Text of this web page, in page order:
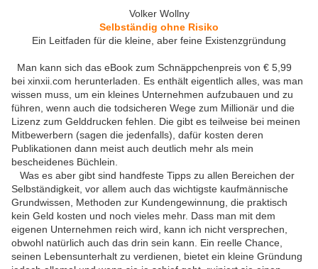
Volker Wollny
Selbständig ohne Risiko
Ein Leitfaden für die kleine, aber feine Existenzgründung
Man kann sich das eBook zum Schnäppchenpreis von € 5,99
bei xinxii.com herunterladen. Es enthält eigentlich alles, was man
wissen muss, um ein kleines Unternehmen aufzubauen und zu
führen, wenn auch die todsicheren Wege zum Millionär und die
Lizenz zum Gelddrucken fehlen. Die gibt es teilweise bei meinen
Mitbewerbern (sagen die jedenfalls), dafür kosten deren
Publikationen dann meist auch deutlich mehr als mein
bescheidenes Büchlein.
Was es aber gibt sind handfeste Tipps zu allen Bereichen der
Selbständigkeit, vor allem auch das wichtigste kaufmännische
Grundwissen, Methoden zur Kundengewinnung, die praktisch
kein Geld kosten und noch vieles mehr. Dass man mit dem
eigenen Unternehmen reich wird, kann ich nicht versprechen,
obwohl natürlich auch das drin sein kann. Ein reelle Chance,
seinen Lebensunterhalt zu verdienen, bietet ein kleine Gründung